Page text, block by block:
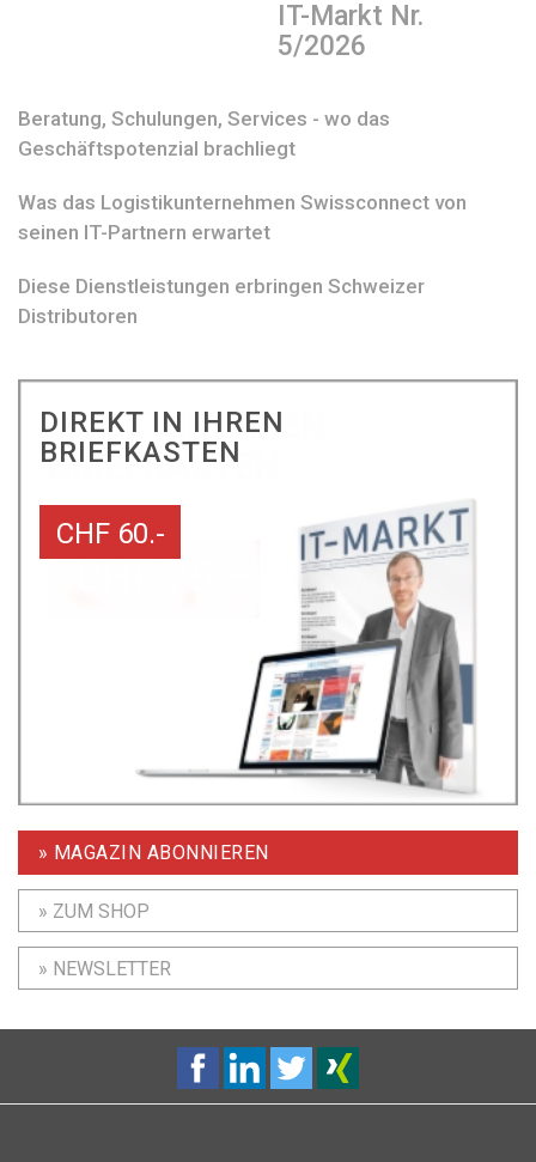
IT-Markt Nr.
5/2026
Beratung, Schulungen, Services - wo das
Geschäftspotenzial brachliegt
Was das Logistikunternehmen Swissconnect von
seinen IT-Partnern erwartet
Diese Dienstleistungen erbringen Schweizer
Distributoren
DIREKT IN IHREN
BRIEFKASTEN
CHF 60.-
» MAGAZIN ABONNIEREN
» ZUM SHOP
» NEWSLETTER